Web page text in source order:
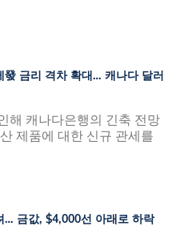
發 금리 격차 확대… 캐나다 달러
해 캐나다은행의 긴축 전망
제품에 대한 신규 관세를
… 금값, $4,000선 아래로 하락